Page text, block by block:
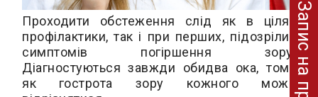
Проходити обстеження слід як в цілях
профілактики, так і при перших, підозрілих
симптомів погіршення зору.
Діагностуються завжди обидва ока, тому
як гострота зору кожного може